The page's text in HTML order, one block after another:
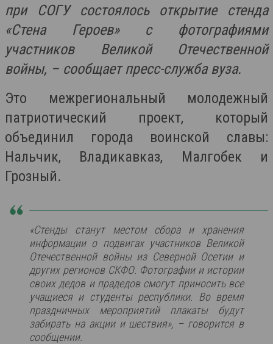
при СОГУ состоялось открытие стенда
«Стена Героев» с фотографиями
участников Великой Отечественной
войны, – сообщает пресс-служба вуза.
Это межрегиональный молодежный
патриотический проект, который
объединил города воинской славы:
Нальчик, Владикавказ, Малгобек и
Грозный.
«Стенды станут местом сбора и хранения
информации о подвигах участников Великой
Отечественной войны из Северной Осетии и
других регионов СКФО. Фотографии и истории
своих дедов и прадедов смогут приносить все
учащиеся и студенты республики. Во время
праздничных мероприятий плакаты будут
забирать на акции и шествия», – говорится в
сообщении.